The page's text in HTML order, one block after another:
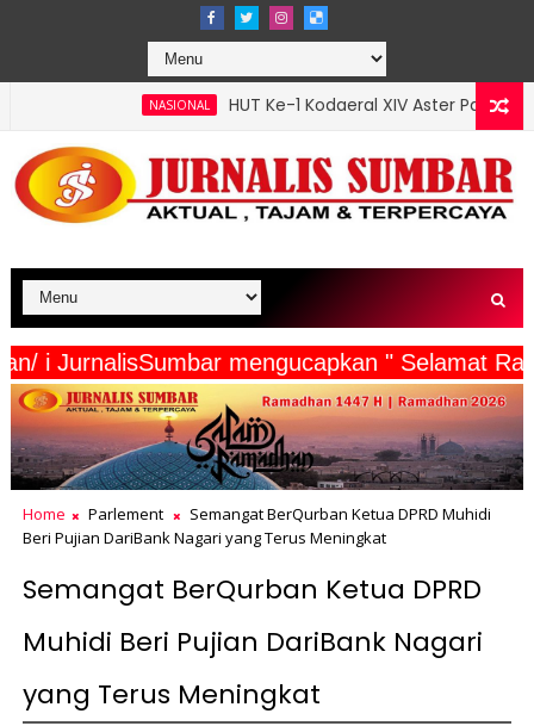
HUT Ke-1 Kodaeral XIV Aster Pangkoarmada III Hadiri
i JurnalisSumbar mengucapkan "
Home Parlement
Semangat BerQurban Ketua DPRD Muhidi
Beri Pujian DariBank Nagari yang Terus Meningkat
Semangat BerQurban Ketua DPRD
Muhidi Beri Pujian DariBank Nagari
yang Terus Meningkat